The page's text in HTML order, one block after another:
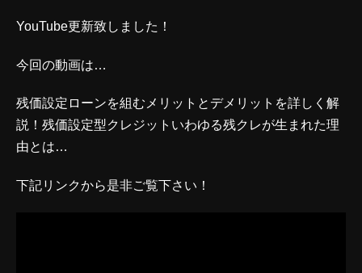
YouTube更新致しました！
今回の動画は…
残価設定ローンを組むメリットとデメリットを詳しく解
説！残価設定型クレジットいわゆる残クレが生まれた理
由とは…
下記リンクから是非ご覧下さい！